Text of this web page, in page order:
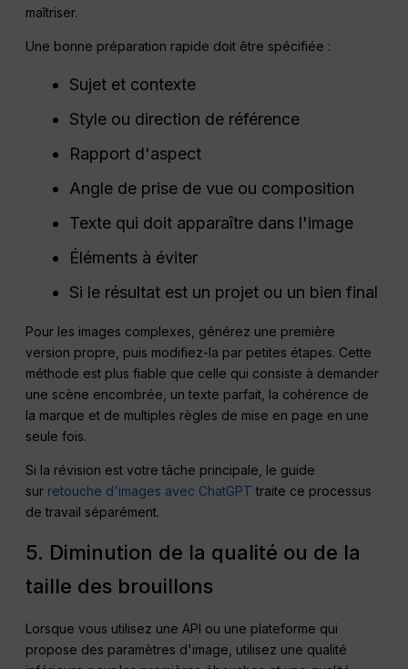
maîtriser.
Une bonne préparation rapide doit être spécifiée :
Sujet et contexte
Style ou direction de référence
Rapport d'aspect
Angle de prise de vue ou composition
Texte qui doit apparaître dans l'image
Éléments à éviter
Si le résultat est un projet ou un bien final
Pour les images complexes, générez une première
version propre, puis modifiez-la par petites étapes. Cette
méthode est plus fiable que celle qui consiste à demander
une scène encombrée, un texte parfait, la cohérence de
la marque et de multiples règles de mise en page en une
seule fois.
Si la révision est votre tâche principale, le guide
sur retouche d'images avec ChatGPT traite ce processus
de travail séparément.
5. Diminution de la qualité ou de la
taille des brouillons
Lorsque vous utilisez une API ou une plateforme qui
propose des paramètres d'image, utilisez une qualité